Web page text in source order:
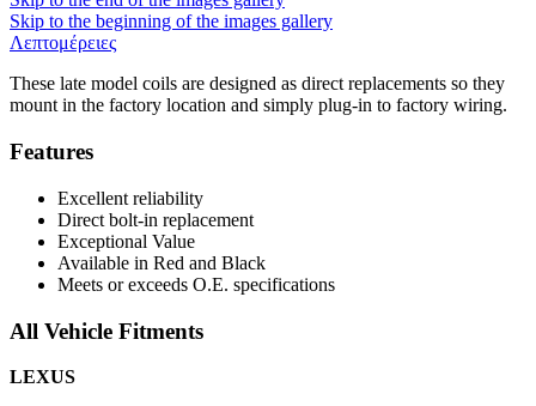
Skip to the beginning of the images gallery
Λεπτομέρειες
These late model coils are designed as direct replacements so they
mount in the factory location and simply plug-in to factory wiring.
Features
Excellent reliability
Direct bolt-in replacement
Exceptional Value
Available in Red and Black
Meets or exceeds O.E. specifications
All Vehicle Fitments
LEXUS